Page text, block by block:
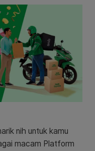
nih untuk kamu
macam Platform